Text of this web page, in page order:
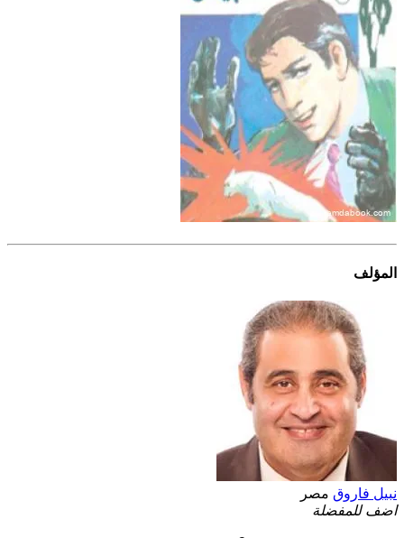
المؤلف
نبيل فاروق مصر
اضف للمفضلة